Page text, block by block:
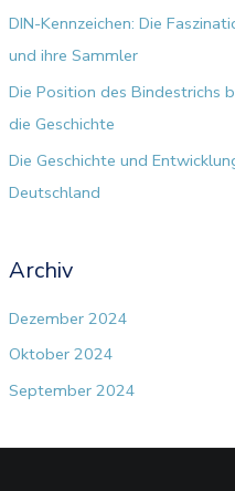
DIN-Kennzeichen: Die
und ihre Sammler
Die Position des Bindestrichs
die Geschichte
Die Geschichte und
Deutschland
Archiv
Dezember 2024
Oktober 2024
September 2024